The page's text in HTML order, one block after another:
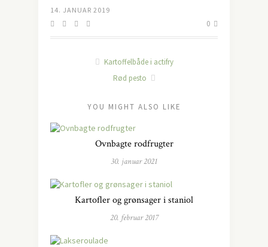
14. JANUAR 2019
0
Kartoffelbåde i actifry
Rød pesto
YOU MIGHT ALSO LIKE
Ovnbagte rodfrugter
30. januar 2021
Kartofler og grønsager i staniol
20. februar 2017